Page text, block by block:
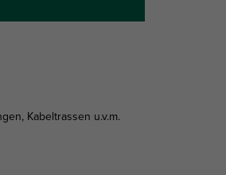
Kabeltrassen u.v.m.